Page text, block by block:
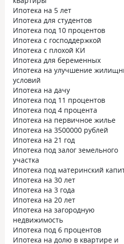
Ипотека на 5 лет
Ипотека для студентов
Ипотека под 10 процентов
Ипотека с господдержкой
Ипотека с плохой КИ
Ипотека для беременных
Ипотека на улучшение
условий
Ипотека на дачу
Ипотека под 11 процентов
Ипотека под 4 процента
Ипотека на первичное жилье
Ипотека на 3500000 рублей
Ипотека на 21 год
Ипотека под залог земельного
участка
Ипотека под материнский
Ипотека на 30 лет
Ипотека на 3 года
Ипотека на 20 лет
Ипотека на загородную
недвижимость
Ипотека под 6 процентов
Ипотека на долю в квартире и